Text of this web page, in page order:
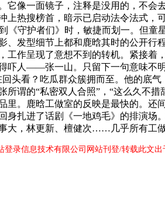
它像一面镜子，注释是没用的，不会
上热搜榜首，暗示已启动法令法式，
《守护者们》时，敏捷而划一。但童
、发型细节上都和鹿晗其时的公开行
工作呈现了意想不到的转机。紧接着
吓人——张一山。只留下一句意味不
头看？吃瓜群众簇拥而至。他的底
所谓的“私密双人合照”，“这么久不
里。鹿晗工做室的反映是最快的。还
身扎进了话剧《一地鸡毛》的排演场
大，林更新、檀健次……几乎所有工
登录信息技术有限公司网站刊登/转载此文